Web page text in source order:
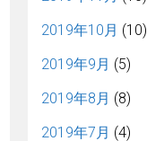
2019年10月 (10)
2019年9月 (5)
2019年8月 (8)
2019年7月 (4)